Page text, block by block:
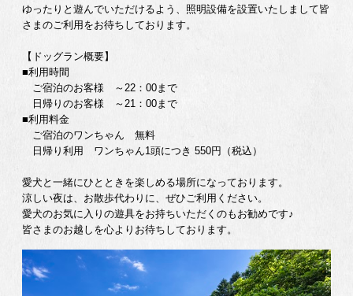
ゆったりと遊んでいただけるよう、照明設備を設置いたしまして皆
さまのご利用をお待ちしております。
【ドッグラン概要】
■利用時間
ご宿泊のお客様 ～22：00まで
日帰りのお客様 ～21：00まで
■利用料金
ご宿泊のワンちゃん 無料
日帰り利用 ワンちゃん1頭につき 550円（税込）
愛犬と一緒にひとときを楽しめる場所になっております。
涼しい夜は、お散歩代わりに、ぜひご利用ください。
愛犬のお気に入りの遊具をお持ちいただくのもお勧めです♪
皆さまのお越しを心よりお待ちしております。